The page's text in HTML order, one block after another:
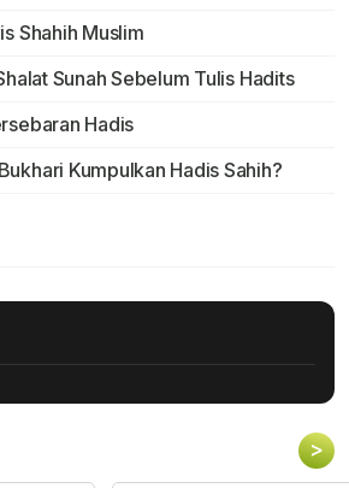
Shahih Muslim
Sunah Sebelum Tulis Hadits
Hadis
Kumpulkan Hadis Sahih?
>